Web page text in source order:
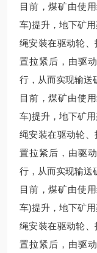
目前，煤矿由使
车)提升，地下矿
绳安装在驱动轮
置拉紧后，由驱
行，从而实现输送
目前，煤矿由使
车)提升，地下矿
绳安装在驱动轮
置拉紧后，由驱
行，从而实现输送
目前，煤矿由使
车)提升，地下矿
绳安装在驱动轮
置拉紧后，由驱